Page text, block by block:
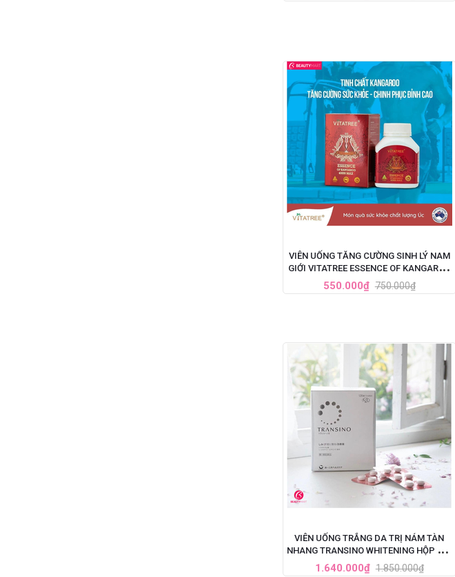
VIÊN UỐNG TĂNG CƯỜNG SINH LÝ NAM
GIỚI VITATREE ESSENCE OF KANGAROO
40000 MAX - 100 VIÊN
550.000₫ 750.000₫
VIÊN UỐNG TRẮNG DA TRỊ NÁM TÀN
NHANG TRANSINO WHITENING HỘP 240
VIÊN
1.640.000₫ 1.850.000₫